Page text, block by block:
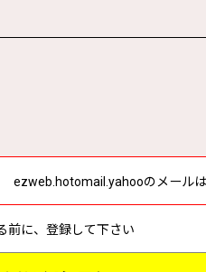
ezweb.hotomail.yahooのメール
前に、登録して下さい